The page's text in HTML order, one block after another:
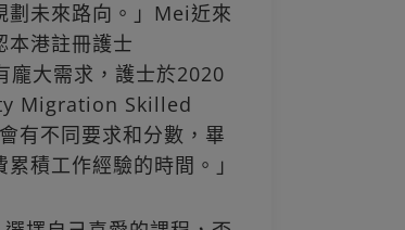
劃未來路向。」Mei近來
本港註冊護士
龐大需求，護士於2020
Migration Skilled
有不同要求和分數，畢
積工作經驗的時間。」